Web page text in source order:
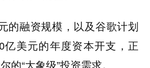
的融资规模，以及谷歌计划
亿美元的年度资本开支，正
的“大象级”投资需求。